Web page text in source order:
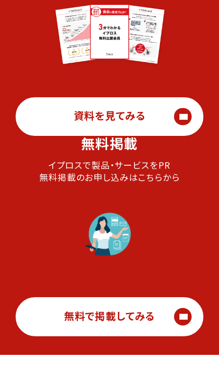
資料を見てみる
無料掲載
イプロスで製品・サービスをPR
無料掲載のお申し込みはこちらから
無料で掲載してみる